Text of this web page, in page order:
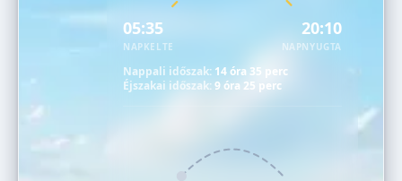
05:35
NAPKELTE
20:10
NAPNYUGTA
Nappali időszak: 14 óra 35 perc
Éjszakai időszak:9 óra 25 perc